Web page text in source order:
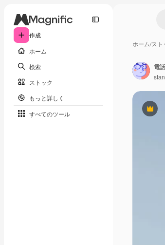
作成
ホーム
検索
ストック
もっと詳しく
すべてのツール
ホーム/スト
電